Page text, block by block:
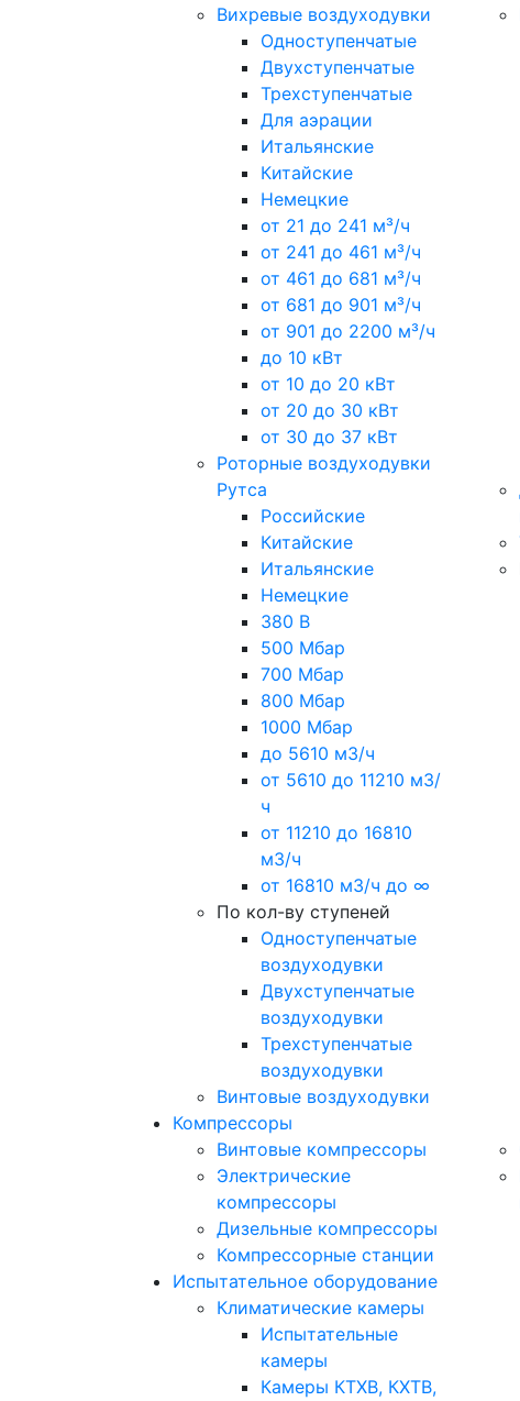
Вихревые воздуходувки
Одноступенчатые
Двухступенчатые
Трехступенчатые
Для аэрации
Итальянские
Китайские
Немецкие
от 21 до 241 м³/ч
от 241 до 461 м³/ч
от 461 до 681 м³/ч
от 681 до 901 м³/ч
от 901 до 2200 м³/ч
до 10 кВт
от 10 до 20 кВт
от 20 до 30 кВт
от 30 до 37 кВт
Роторные воздуходувки
Рутса
Российские
Китайские
Итальянские
Немецкие
380 В
500 Мбар
700 Мбар
800 Мбар
1000 Мбар
до 5610 м3/ч
от 5610 до 11210 м3/
ч
от 11210 до 16810
м3/ч
от 16810 м3/ч до ∞
По кол-ву ступеней
Одноступенчатые
воздуходувки
Двухступенчатые
воздуходувки
Трехступенчатые
воздуходувки
Винтовые воздуходувки
Компрессоры
Винтовые компрессоры
Электрические
компрессоры
Дизельные компрессоры
Компрессорные станции
Испытательное оборудование
Климатические камеры
Испытательные
камеры
Камеры КТХВ, КХТВ,